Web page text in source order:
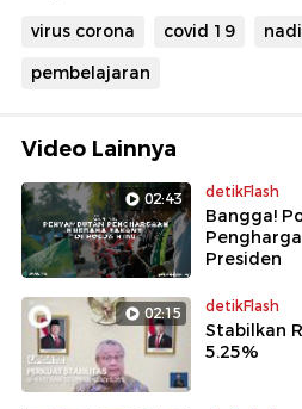
virus corona covid 19
pembelajaran
Video Lainnya
02:43 detikFlash
Bangga!
Presiden
02:15 detikFlash
Stabilkan
5.25%